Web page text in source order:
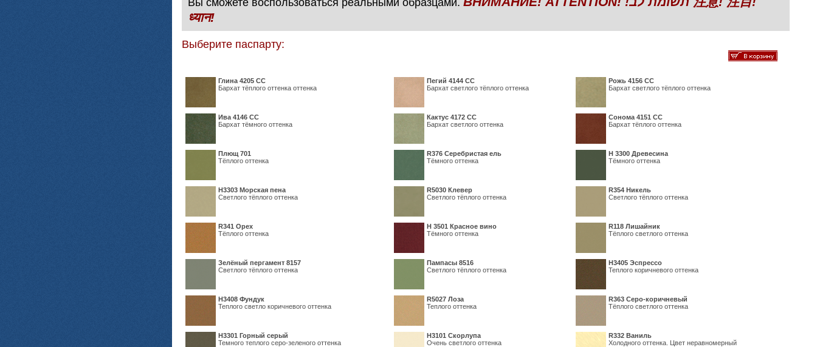
Вы сможете воспользоваться реальными образцами.
ध्यान!
Выберите паспарту:
Глина 4205 СС
Бархат тёплого оттенка оттенка
Пегий 4144 СС
Бархат светлого тёплого оттенка
Рожь 4156 СС
Бархат светлого тёплого оттенка
Ива 4146 СС
Бархат тёмного оттенка
Кактус 4172 СС
Бархат светлого оттенка
Сонома 4151 СС
Бархат тёплого оттенка
Плющ 701
Тёплого оттенка
R376 Серебристая ель
Тёмного оттенка
H 3300 Древесина
Тёмного оттенка
H3303 Морская пена
Светлого тёплого оттенка
R5030 Клевер
Светлого тёплого оттенка
R354 Никель
Светлого тёплого оттенка
R341 Орех
Тёплого оттенка
Н 3501 Красное вино
Тёмного оттенка
R118 Лишайник
Тёплого светлого оттенка
Зелёный пергамент 8157
Светлого тёплого оттенка
Пампасы 8516
Светлого тёплого оттенка
Н3405 Эспрессо
Теплого коричневого оттенка
Н3408 Фундук
Теплого светло коричневого оттенка
R5027 Лоза
Теплого оттенка
R363 Серо-коричневый
Тёплого светлого оттенка
Н3301 Горный серый
Темного теплого серо-зеленого оттенка
Н3101 Скорлупа
Очень светлого оттенка
R332 Ваниль
Холодного оттенка. Цвет неравномерный